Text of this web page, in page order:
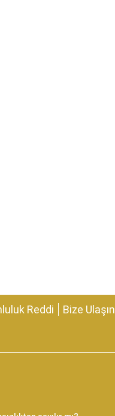
Reddi Bize Ulaşın